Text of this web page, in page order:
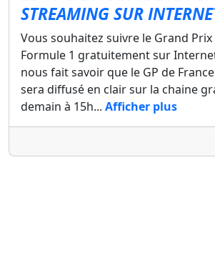
STREAMING SUR
Vous souhaitez suivre le Grand Prix
Formule 1 gratuitement sur Internet
nous fait savoir que le GP de France
sera diffusé en clair sur la chaine
demain à 15h... Afficher plus